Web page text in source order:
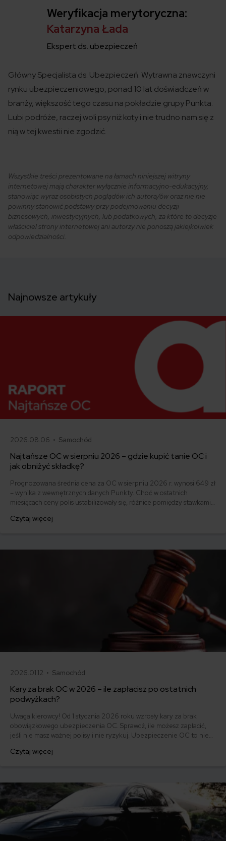
Weryfikacja merytoryczna:
Katarzyna Łada
Ekspert ds. ubezpieczeń
Główny Specjalista ds. Ubezpieczeń. Wytrawna znawczyni
rynku ubezpieczeniowego, ponad 10 lat doświadczeń w
branży, większość tego czasu na pokładzie grupy Punkta.
Lubi podróże, raczej woli psy niż koty i nie trudno nam się z
nią w tej kwestii nie zgodzić.
Wszystkie treści prezentowane na łamach niniejszej witryny
internetowej mają charakter wyłącznie informacyjno-edukacyjny,
stanowiąc wyraz osobistych poglądów ich autora/ów oraz nie nie
powinny stanowić podstawy przy podejmowaniu decyzji
biznesowych, inwestycyjnych, lub podatkowych, za które to decyzje
właściciel strony internetowej ani autorzy nie ponoszą jakiejkolwiek
odpowiedzialności.
Najnowsze artykuły
2026.08.06 • Samochód
Najtańsze OC w sierpniu 2026 – gdzie kupić tanie OC i
jak obniżyć składkę?
Prognozowana średnia cena za OC w sierpniu 2026 r. wynosi 649 zł
– wynika z wewnętrznych danych Punkty. Choć w ostatnich
miesiącach ceny polis ustabilizowały się, różnice pomiędzy stawkami
500 zł, inni – powyżej 1500 zł. Gdzie znaleźć najtańsze OC w Polsce
Czytaj więcej
2026.01.12 • Samochód
Kary za brak OC w 2026 – ile zapłacisz po ostatnich
podwyżkach?
Uwaga kierowcy! Od 1 stycznia 2026 roku wzrosły kary za brak
obowiązkowego ubezpieczenia OC. Sprawdź, ile możesz zapłacić,
jeśli nie masz ważnej polisy i nie ryzykuj. Ubezpieczenie OC to nie
ruchu drogowego.
Czytaj więcej